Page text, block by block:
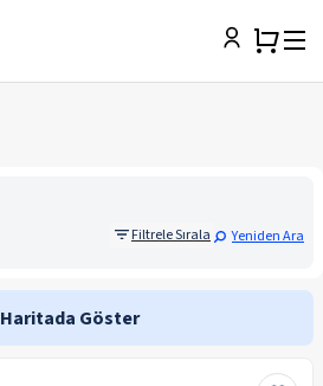
Filtrele Sırala Yeniden Ara
Haritada Göster